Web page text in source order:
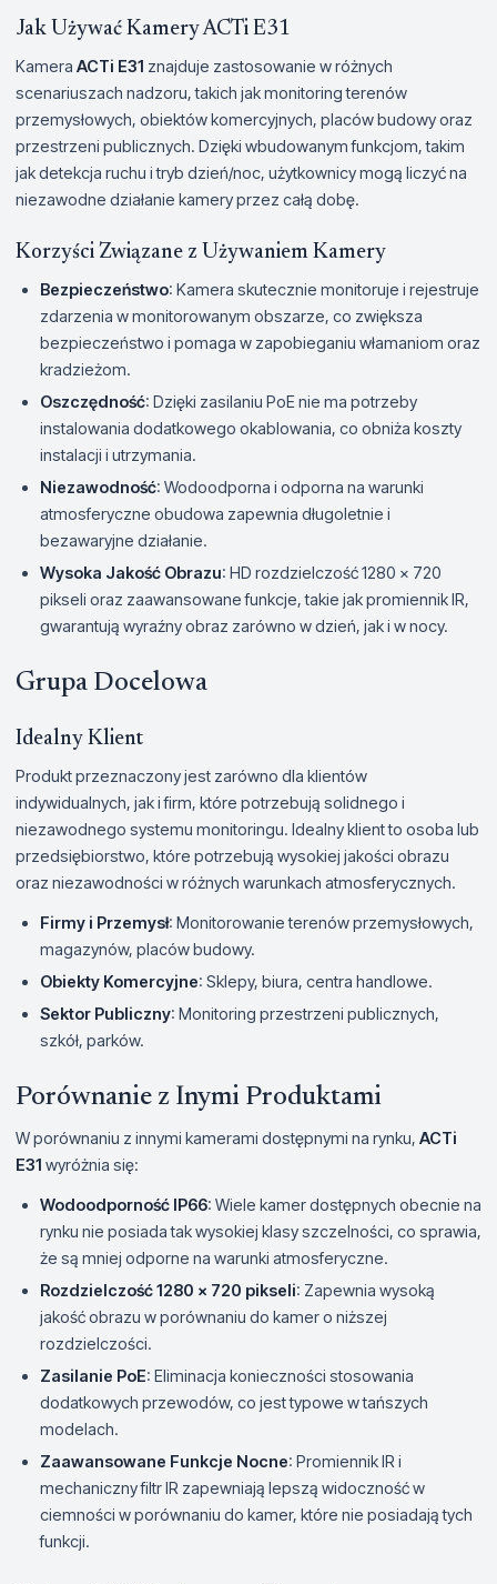
Jak Używać Kamery ACTi E31
Kamera ACTi E31 znajduje zastosowanie w różnych
scenariuszach nadzoru, takich jak monitoring terenów
przemysłowych, obiektów komercyjnych, placów budowy oraz
przestrzeni publicznych. Dzięki wbudowanym funkcjom, takim
jak detekcja ruchu i tryb dzień/noc, użytkownicy mogą liczyć na
niezawodne działanie kamery przez całą dobę.
Korzyści Związane z Używaniem Kamery
Bezpieczeństwo: Kamera skutecznie monitoruje i rejestruje
zdarzenia w monitorowanym obszarze, co zwiększa
bezpieczeństwo i pomaga w zapobieganiu włamaniom oraz
kradzieżom.
Oszczędność: Dzięki zasilaniu PoE nie ma potrzeby
instalowania dodatkowego okablowania, co obniża koszty
instalacji i utrzymania.
Niezawodność: Wodoodporna i odporna na warunki
atmosferyczne obudowa zapewnia długoletnie i
bezawaryjne działanie.
Wysoka Jakość Obrazu: HD rozdzielczość 1280 x 720
pikseli oraz zaawansowane funkcje, takie jak promiennik IR,
gwarantują wyraźny obraz zarówno w dzień, jak i w nocy.
Grupa Docelowa
Idealny Klient
Produkt przeznaczony jest zarówno dla klientów
indywidualnych, jak i firm, które potrzebują solidnego i
niezawodnego systemu monitoringu. Idealny klient to osoba lub
przedsiębiorstwo, które potrzebują wysokiej jakości obrazu
oraz niezawodności w różnych warunkach atmosferycznych.
Firmy i Przemysł: Monitorowanie terenów przemysłowych,
magazynów, placów budowy.
Obiekty Komercyjne: Sklepy, biura, centra handlowe.
Sektor Publiczny: Monitoring przestrzeni publicznych,
szkół, parków.
Porównanie z Inymi Produktami
W porównaniu z innymi kamerami dostępnymi na rynku, ACTi
E31 wyróżnia się:
Wodoodporność IP66: Wiele kamer dostępnych obecnie na
rynku nie posiada tak wysokiej klasy szczelności, co sprawia,
że są mniej odporne na warunki atmosferyczne.
Rozdzielczość 1280 x 720 pikseli: Zapewnia wysoką
jakość obrazu w porównaniu do kamer o niższej
rozdzielczości.
Zasilanie PoE: Eliminacja konieczności stosowania
dodatkowych przewodów, co jest typowe w tańszych
modelach.
Zaawansowane Funkcje Nocne: Promiennik IR i
mechaniczny filtr IR zapewniają lepszą widoczność w
ciemności w porównaniu do kamer, które nie posiadają tych
funkcji.